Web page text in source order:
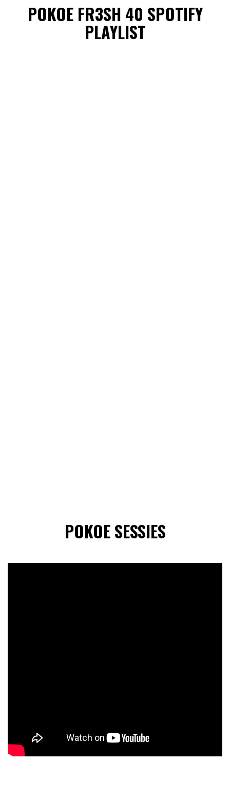
POKOE FR3SH 40 SPOTIFY
PLAYLIST
POKOE SESSIES